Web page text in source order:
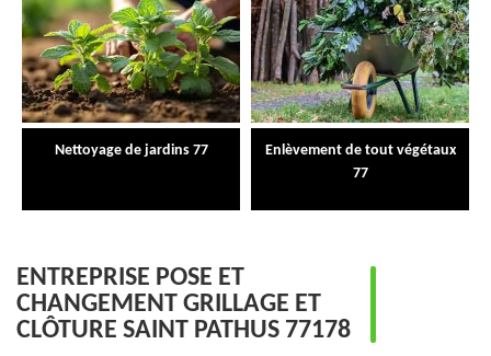
Nettoyage de jardins 77
Enlèvement de tout végétaux
77
ENTREPRISE POSE ET
CHANGEMENT GRILLAGE ET
CLÔTURE SAINT PATHUS 77178